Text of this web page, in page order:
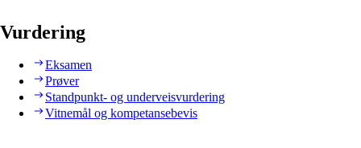
Vurdering
Eksamen
Prøver
Standpunkt- og underveisvurdering
Vitnemål og kompetansebevis